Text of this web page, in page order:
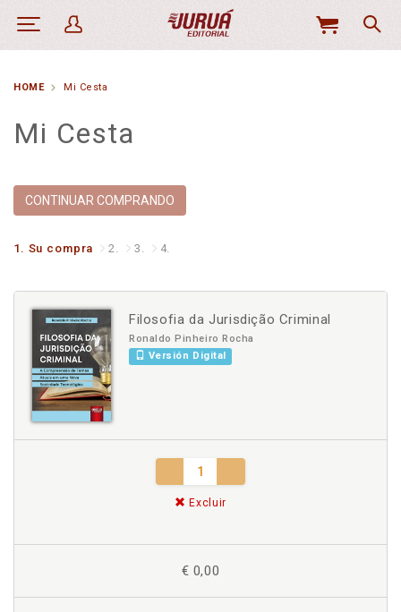
MI
HOME Mi Cesta
Mi Cesta
CONTINUAR COMPRANDO
1. Su compra 2. 3. 4.
Filosofia da Jurisdição Criminal
Ronaldo Pinheiro Rocha
Versión Digital
Excluir
€ 0,00